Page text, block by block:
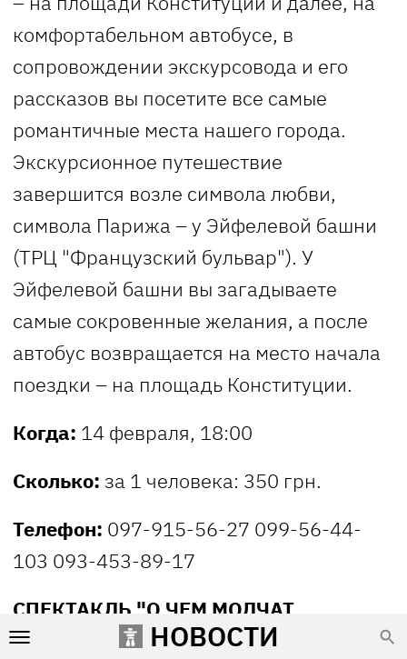
НОВОСТИ
комфортабельном автобусе, в
сопровождении экскурсовода и его
рассказов вы посетите все самые
романтичные места нашего города.
Экскурсионное путешествие
завершится возле символа любви,
символа Парижа – у Эйфелевой башни
(ТРЦ "Французский бульвар"). У
Эйфелевой башни вы загадываете
самые сокровенные желания, а после
автобус возвращается на место начала
поездки – на площадь Конституции.
Когда: 14 февраля, 18:00
Сколько: за 1 человека: 350 грн.
Телефон: 097-915-56-27 099-56-44-
103 093-453-89-17
СПЕКТАКЛЬ "О ЧЕМ МОЛЧАТ
МУЖЧИНЫ"